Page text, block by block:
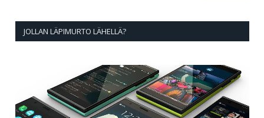
JOLLAN LÄPIMURTO LÄHELLÄ?